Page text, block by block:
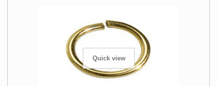
Quick view